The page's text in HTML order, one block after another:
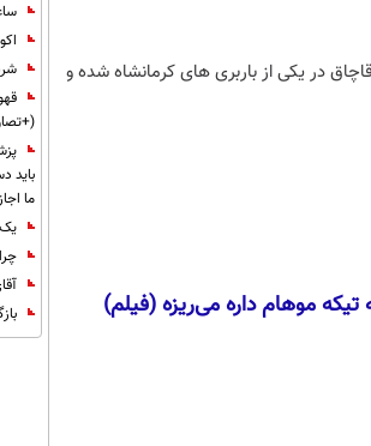
در یکی از باربری های کرمانشاه شده و
موهام داره می‌ریزه (فیلم)
ساعت ۸:۱۵ ششم اوت ؛
باید
ما
یک